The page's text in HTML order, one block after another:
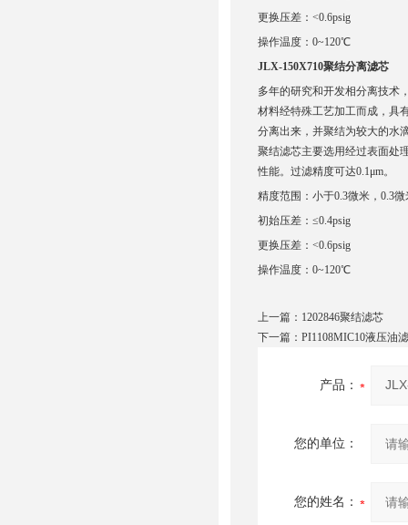
更换压差：<0.6psig
操作温度：0~120℃
JLX-150X710聚结分离滤芯
多年的研究和开发相分离技术
材料经特殊工艺加工而成，具
分离出来，并聚结为较大的水
聚结滤芯主要选用经过表面处
性能。过滤精度可达0.1μm。
精度范围：小于0.3微米，0.3
初始压差：≤0.4psig
更换压差：<0.6psig
操作温度：0~120℃
上一篇： 1202846聚结滤芯
下一篇： PI1108MIC10液压油
产品：
您的单位：
您的姓名：